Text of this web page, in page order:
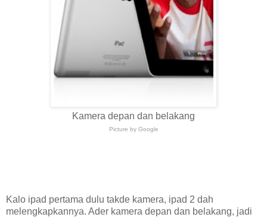
Kamera depan dan belakang
Picture by Google
Kalo ipad pertama dulu takde kamera, ipad 2 dah
melengkapkannya. Ader kamera depan dan belakang, jadi